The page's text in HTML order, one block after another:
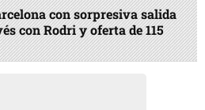
con sorpresiva salida
con Rodri y oferta de 115